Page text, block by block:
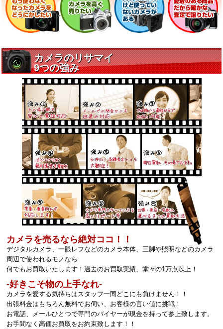
カメラを売るなら絶対ココ！！
デジタルカメラ、一眼レフなどのカメラ本体、三脚や照明などのカメラ
周辺で使われるモノなら
何でもお買取いたします！過去のお買取実績、堂々の1万点以上！
‐好きこそ物の上手なれ‐
カメラを愛する気持ちはスタッフ一同どこにも負けません！！
出張料金はもちろん無料でお伺い、お客様の言い値に挑戦！
お電話、メールひとつで専門のバイヤーが現金を持って参上致します。
お手間なく高価お買取をお約束致します！！